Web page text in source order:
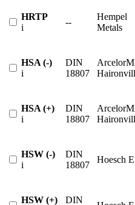
HRTP
i
--
Hempel
Metals
HSA (-)
i
DIN
18807
HSA (+)
i
DIN
18807
HSW (-)
i
DIN
18807
Hoesch E
HSW (+)
DIN